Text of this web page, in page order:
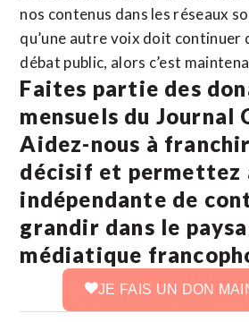
nos contenus dans les réseaux
qu’une autre voix doit continuer
débat public, alors c’est
Faites partie des
mensuels du Journal
Aidez-nous à
décisif et permettez
indépendante de
grandir dans le
médiatique
JE FAIS UN DON